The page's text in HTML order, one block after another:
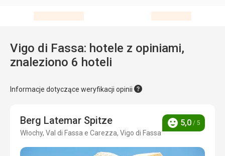
Vigo di Fassa: hotele z opiniami,
znaleziono 6 hoteli
Informacje dotyczące weryfikacji opinii
Berg Latemar Spitze
Włochy, Val di Fassa e Carezza, Vigo di Fassa
Ocena
5,0 / 5